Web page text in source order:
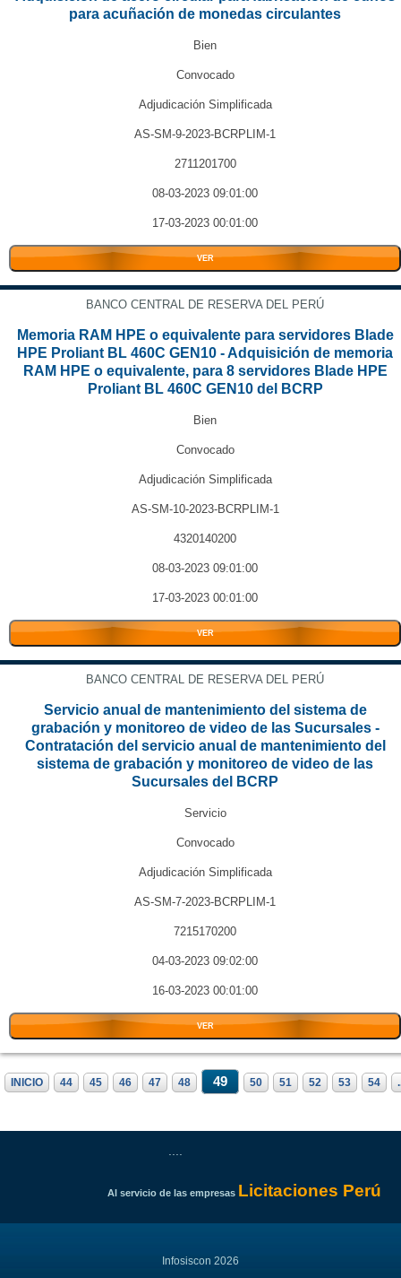
para acuñación de monedas circulantes
Bien
Convocado
Adjudicación Simplificada
AS-SM-9-2023-BCRPLIM-1
2711201700
08-03-2023 09:01:00
17-03-2023 00:01:00
VER
BANCO CENTRAL DE RESERVA DEL PERÚ
Memoria RAM HPE o equivalente para servidores Blade
HPE Proliant BL 460C GEN10 - Adquisición de memoria
RAM HPE o equivalente, para 8 servidores Blade HPE
Proliant BL 460C GEN10 del BCRP
Bien
Convocado
Adjudicación Simplificada
AS-SM-10-2023-BCRPLIM-1
4320140200
08-03-2023 09:01:00
17-03-2023 00:01:00
VER
BANCO CENTRAL DE RESERVA DEL PERÚ
Servicio anual de mantenimiento del sistema de
grabación y monitoreo de video de las Sucursales -
Contratación del servicio anual de mantenimiento del
sistema de grabación y monitoreo de video de las
Sucursales del BCRP
Servicio
Convocado
Adjudicación Simplificada
AS-SM-7-2023-BCRPLIM-1
7215170200
04-03-2023 09:02:00
16-03-2023 00:01:00
VER
INICIO 44 45 46 47 48 49 50 51 52 53 54
Al servicio de las empresas Licitaciones Perú
Infosiscon 2026